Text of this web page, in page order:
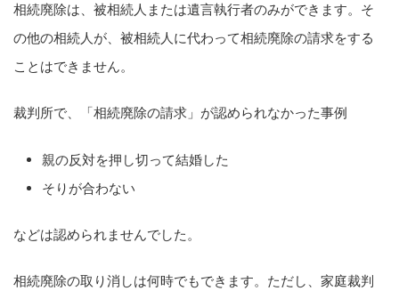
相続廃除は、被相続人または遺言執行者のみができます。そ
の他の相続人が、被相続人に代わって相続廃除の請求をする
ことはできません。
裁判所で、「相続廃除の請求」が認められなかった事例
親の反対を押し切って結婚した
そりが合わない
などは認められませんでした。
相続廃除の取り消しは何時でもできます。ただし、家庭裁判